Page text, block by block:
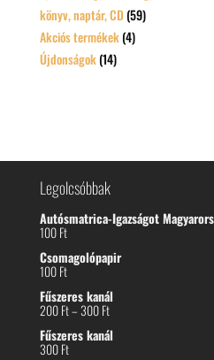
könyv, naptár, CD (59)
Akciós termékek (4)
Újdonságok (14)
Legolcsóbbak
Autósmatrica-Igazságot
100Ft
Csomagolópapir
100Ft
Fűszeres kanál
200Ft–300FtÁrtartomány:
-
Fűszeres kanál
300Ft